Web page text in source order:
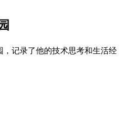
，记录了他的技术思考和生活经